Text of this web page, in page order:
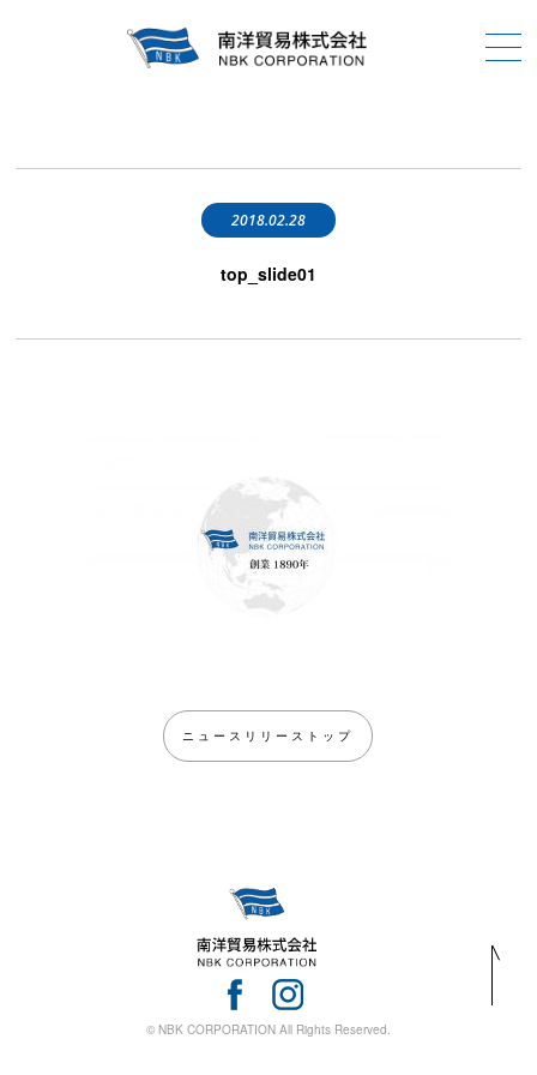
2018.02.28
top_slide01
ニュースリリーストップ
© NBK CORPORATION All Rights Reserved.